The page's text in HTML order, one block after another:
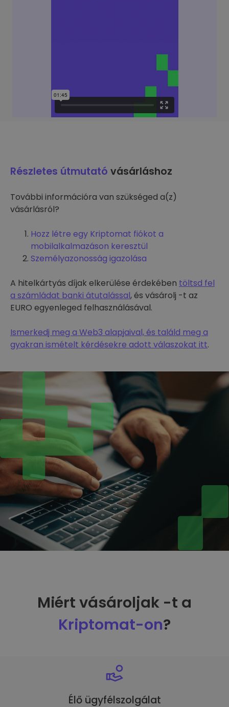
Részletes útmutató vásárláshoz
További információra van szükséged a(z)
vásárlásról?
Hozz létre egy Kriptomat fiókot a
mobilalkalmazáson keresztül
Személyazonosság igazolása
A hitelkártyás díjak elkerülése érdekében töltsd fel
a számládat banki átutalással, és vásárolj -t az
EURO egyenleged felhasználásával.
Ismerkedj meg a Web3 alapjaival, és találd meg a
gyakran ismételt kérdésekre adott válaszokat itt.
Miért vásároljak -t a
Kriptomat-on?
Élő ügyfélszolgálat